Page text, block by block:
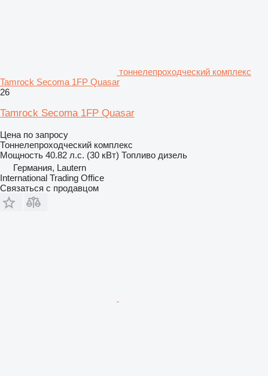
тоннелепроходческий комплекс
Tamrock Secoma 1FP Quasar
26
Tamrock Secoma 1FP Quasar
Цена по запросу
Тоннелепроходческий комплекс
Мощность 40.82 л.с. (30 кВт) Топливо дизель
Германия, Lautern
International Trading Office
Связаться с продавцом